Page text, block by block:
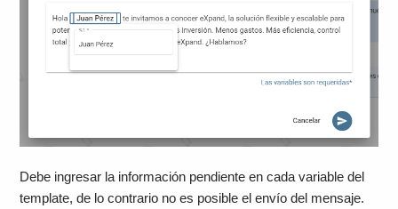
Debe ingresar la información pendiente en cada variable del
template, de lo contrario no es posible el envío del mensaje.